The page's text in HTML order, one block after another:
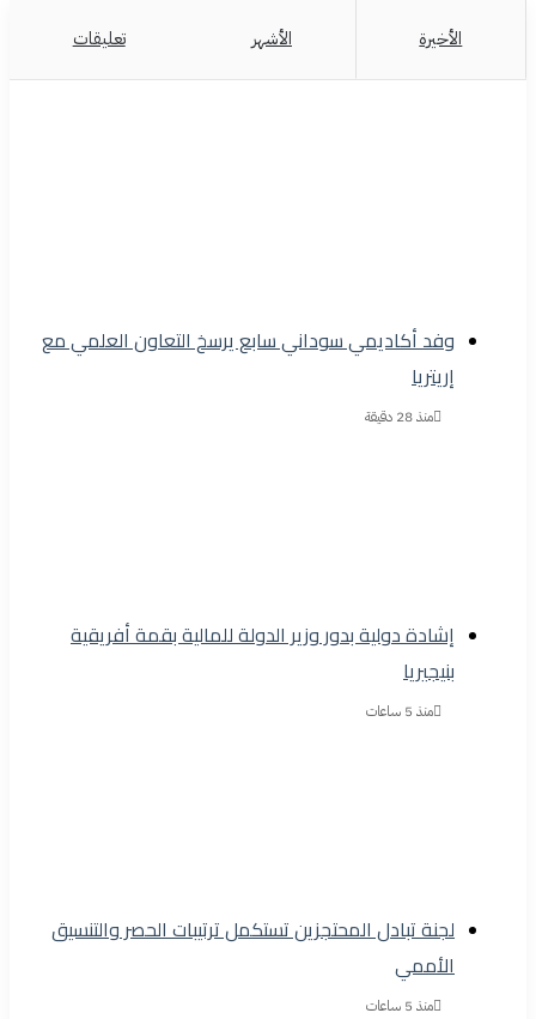
الأخيرة الأشهر تعليقات
وفد أكاديمي سوداني سابع يرسخ التعاون العلمي مع
إريتريا
منذ 28 دقيقة
إشادة دولية بدور وزير الدولة للمالية بقمة أفريقية
بنيجيريا
منذ 5 ساعات
لجنة تبادل المحتجزين تستكمل ترتيبات الحصر والتنسيق
الأممي
منذ 5 ساعات